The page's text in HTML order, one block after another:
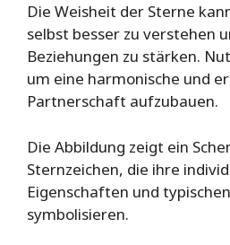
Die Weisheit der Sterne
selbst besser zu verstehen
Beziehungen zu stärken.
um eine harmonische und
Partnerschaft aufzubauen.
Die Abbildung zeigt ein
Sternzeichen, die ihre
Eigenschaften und
symbolisieren.